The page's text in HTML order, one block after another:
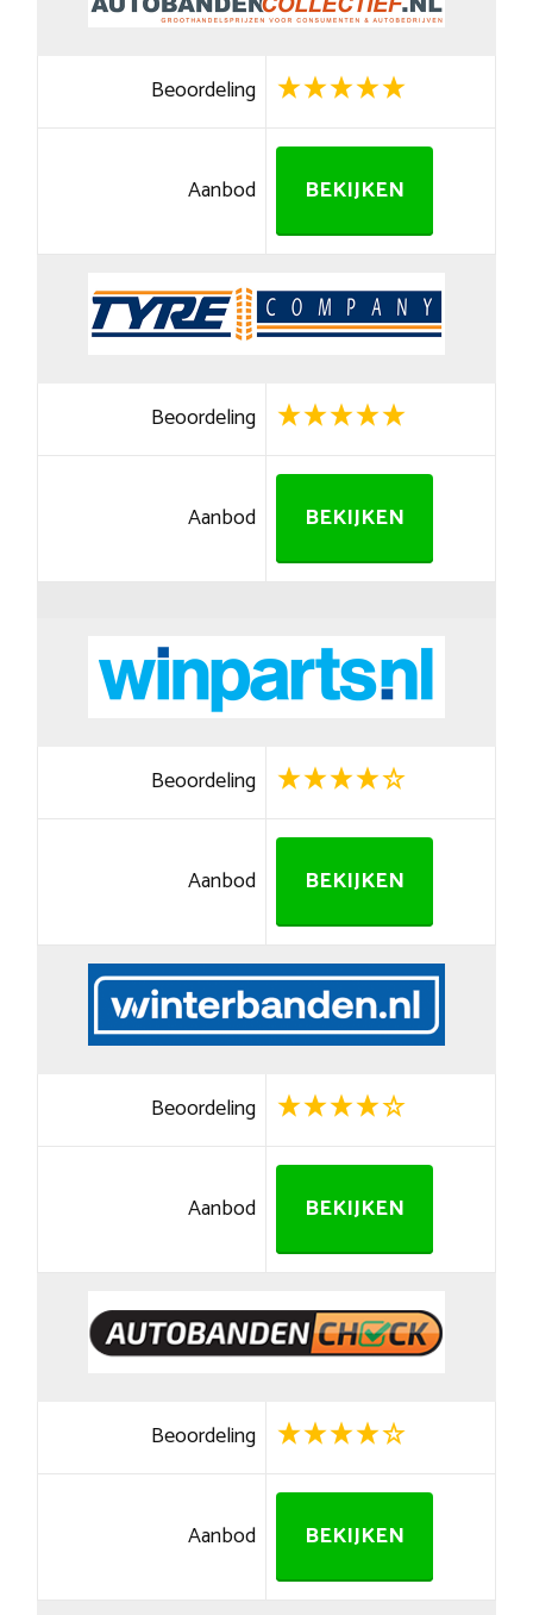
Beoordeling
Aanbod BEKIJKEN
Beoordeling
Aanbod BEKIJKEN
Beoordeling
Aanbod BEKIJKEN
Beoordeling
Aanbod BEKIJKEN
Beoordeling
Aanbod BEKIJKEN